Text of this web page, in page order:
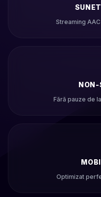
Streaming
Fără pauze de
Optimizat